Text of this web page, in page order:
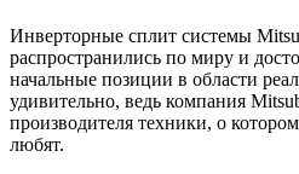
Инверторные сплит системы
распространились по миру и
начальные позиции в области
удивительно, ведь компания
производителя техники, о
любят.